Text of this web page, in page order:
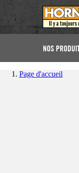
NOS
Page d'accueil